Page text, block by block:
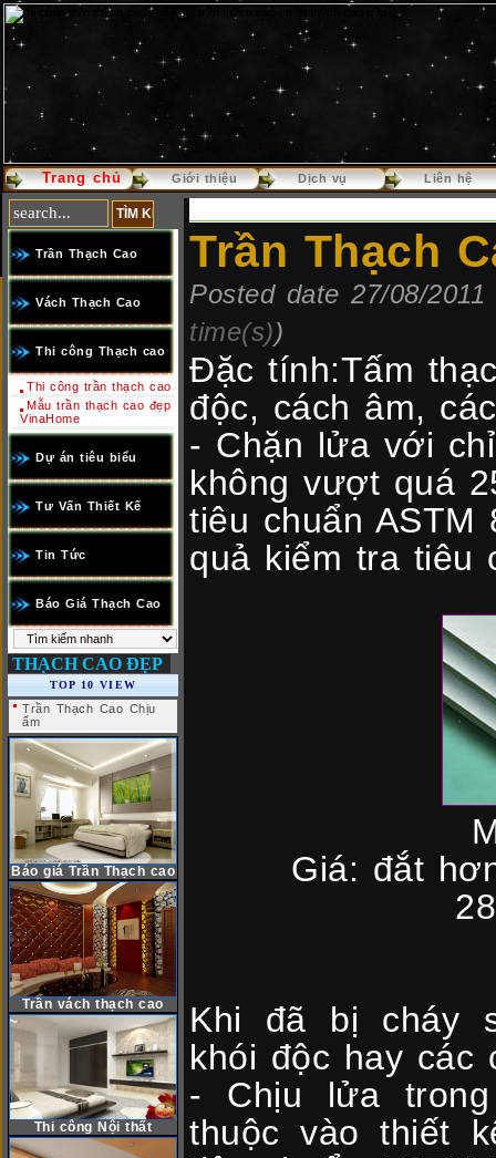
Trang chủ Giới thiệu Dịch vụ Liên hệ
Báo giá thi công trần thạch cao Báo Giá Thi công trần
Trần Thạch Cao
Vách Thạch Cao
Thi công Thạch cao
Thi công trần thạch cao
Mẫu trần thạch cao đẹp
VinaHome
Dự án tiêu biểu
Tư Vấn Thiết Kế
Tin Tức
Báo Giá Thạch Cao
THẠCH CAO ĐẸP
TOP 10 VIEW
Trần Thạch Cao Chịu
ẩm
Báo giá Trần Thạch cao
Trần vách thạch cao
Thi công Nội thất
Trần Thạch
Posted date 27/08/
time(s))
Đặc tính:Tấm
độc, cách âm,
- Chặn lửa với
không vượt quá
tiêu chuẩn
quả kiểm tra tiêu
Giá: đắt
Khi đã bị cháy
khói độc hay các
- Chịu lửa
thuộc vào thiết